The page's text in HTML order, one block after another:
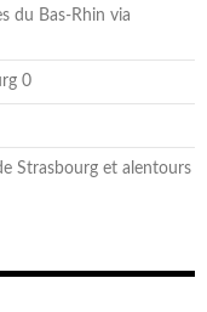
du Bas-Rhin via
0
Strasbourg et alentours